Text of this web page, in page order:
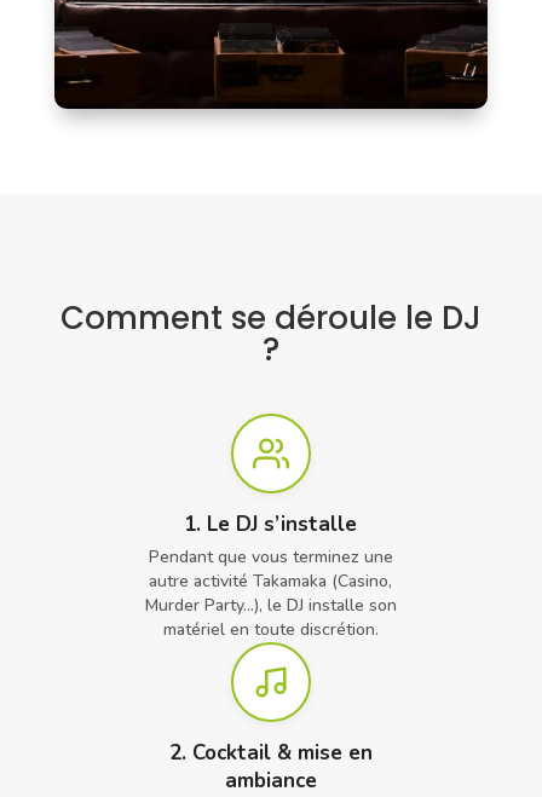
Comment se déroule le DJ
?
1. Le DJ s’installe
Pendant que vous terminez une
autre activité Takamaka (Casino,
Murder Party…), le DJ installe son
matériel en toute discrétion.
2. Cocktail & mise en
ambiance